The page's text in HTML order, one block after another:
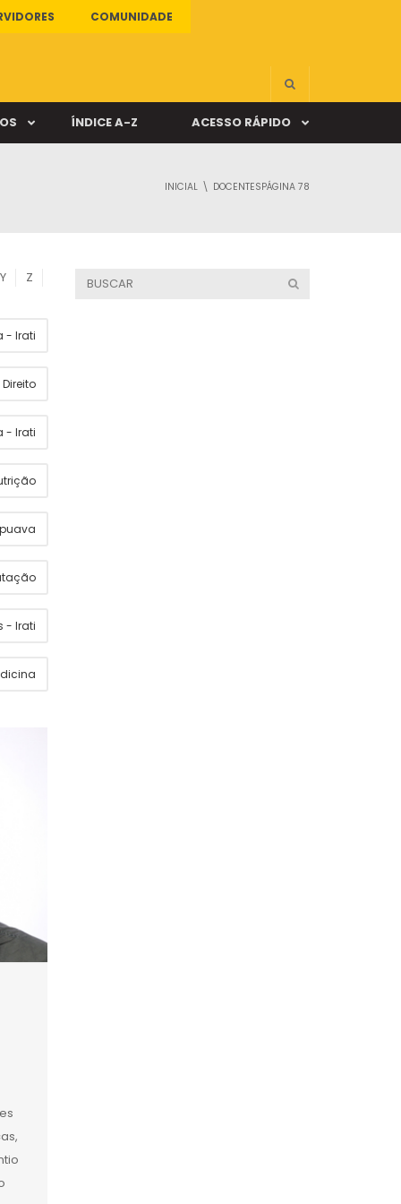
COMUNIDADE
ÍNDICE A-Z ACESSO RÁPIDO
INICIAL DOCENTESPÁGINA 78
Y Z
- Irati
Direito
- Irati
- Irati